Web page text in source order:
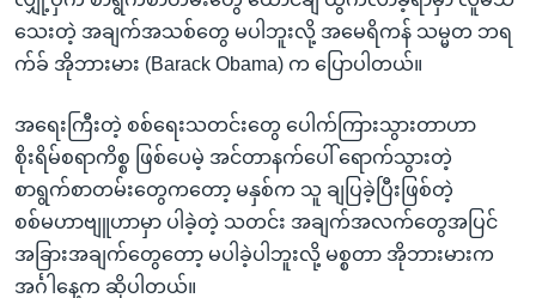
ရှာဖွေ
ရန်
နေရာ
ကျော်
ရန်
သေးတဲ့ အချက်အသစ်တွေ မပါဘူးလို့ အမေရိကန် သမ္မတ ဘရ
က်ခ် အိုဘားမား (Barack Obama) က ပြောပါတယ်။
အရေးကြီးတဲ့ စစ်ရေးသတင်းတွေ ပေါက်ကြားသွားတာဟာ
စိုးရိမ်စရာကိစ္စ ဖြစ်ပေမဲ့ အင်တာနက်ပေါ် ရောက်သွားတဲ့
စာရွက်စာတမ်းတွေကတော့ မနှစ်က သူ ချပြခဲ့ပြီးဖြစ်တဲ့
စစ်မဟာဗျူဟာမှာ ပါခဲ့တဲ့ သတင်း အချက်အလက်တွေအပြင်
အခြားအချက်တွေတော့ မပါခဲ့ပါဘူးလို့ မစ္စတာ အိုဘားမားက
အင်္ဂါနေ့က ဆိုပါတယ်။